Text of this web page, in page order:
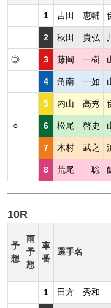
1 吉田 恵輔
2 秋田 貴弘
◎ 3 藤岡 一樹
4 角南 一如
5 内山 高秀
○ 6 松尾 啓史
7 木村 武之
8 荒尾 聡
10R
予
想
雨
予
想
車
番
選手名
1 田方 秀和